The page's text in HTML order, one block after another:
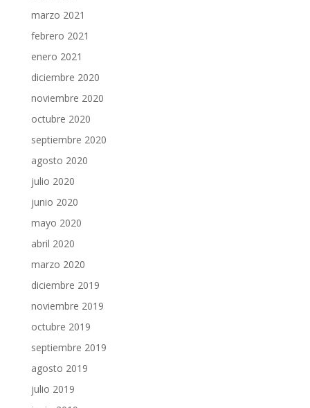
marzo 2021
febrero 2021
enero 2021
diciembre 2020
noviembre 2020
octubre 2020
septiembre 2020
agosto 2020
julio 2020
junio 2020
mayo 2020
abril 2020
marzo 2020
diciembre 2019
noviembre 2019
octubre 2019
septiembre 2019
agosto 2019
julio 2019